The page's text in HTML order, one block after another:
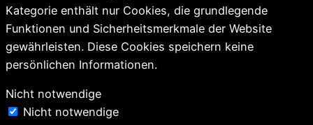
Kategorie enthält nur Cookies, die grundlegende
Funktionen und Sicherheitsmerkmale der Website
gewährleisten. Diese Cookies speichern keine
persönlichen Informationen.
Nicht notwendige
Nicht notwendige